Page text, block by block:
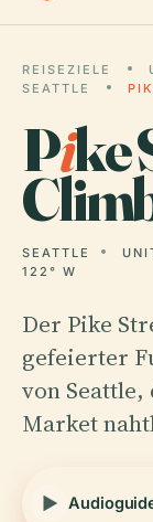
REISEZIELE
SEATTLE
Pike
SEATTLE
122° W
Der Pike
gefeierter
von Seattle,
Market